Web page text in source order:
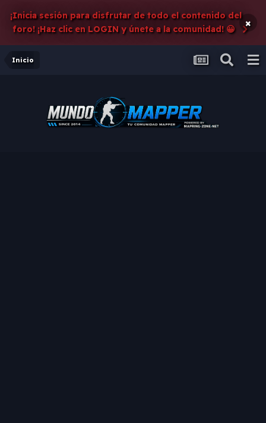
¡Inicia sesión para disfrutar de todo el contenido del
foro! ¡Haz clic en LOGIN y únete a la comunidad! 😀
×
Inicio